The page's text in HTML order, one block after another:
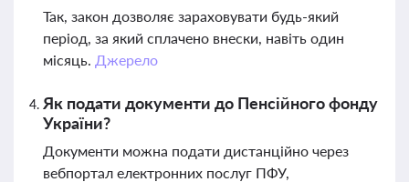
Так, закон дозволяє зараховувати будь-який
період, за який сплачено внески, навіть один
місяць. Джерело
Як подати документи до Пенсійного фонду
України?
Документи можна подати дистанційно через
вебпортал електронних послуг ПФУ,